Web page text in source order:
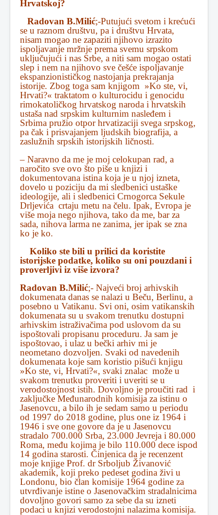
Hrvatskoj?
Radovan B.Milić;-Putujući svetom i krećući
se u raznom društvu, pa i društvu Hrvata,
nisam mogao ne zapaziti njihovo izrazito
ispoljavanje mržnje prema svemu srpskom
uključujući i nas Srbe, a niti sam mogao ostati
slep i nem na njihovo sve češće ispoljavanje
ekspanzionističkog nastojanja prekrajanja
istorije. Zbog toga sam knjigom »Ko ste, vi,
Hrvati?« traktatom o kulturocidu i genocidu
rimokatoličkog hrvatskog naroda i hrvatskih
ustaša nad srpskim kulturnim nasleđem i
Srbima pružio otpor hrvatizaciji svega srpskog,
pa čak i prisvajanjem ljudskih biografija, a
zaslužnih srpskih istorijskih ličnosti.
– Naravno da me je moj celokupan rad, a
naročito sve ovo što piše u knjizi i
dokumentovana istina koja je u njoj izneta,
dovelo u poziciju da mi sledbenici ustaške
ideologije, ali i sledbenici Crnogorca Sekule
Drljevića crtaju metu na čelu. Ipak, Evropa je
više moja nego njihova, tako da me, bar za
sada, nihova larma ne zanima, jer ipak se zna
ko je ko.
Koliko ste bili u prilici da koristite
istorijske podatke, koliko su oni pouzdani i
proverljivi iz više izvora?
Radovan B.Milić;- Najveći broj arhivskih
dokumenata danas se nalazi u Beču, Berlinu, a
posebno u Vatikanu. Svi oni, osim vatikanskih
dokumenata su u svakom trenutku dostupni
arhivskim istraživačima pod uslovom da su
ispoštovali propisanu proceduru. Ja sam je
ispoštovao, i ulaz u bečki arhiv mi je
neometano dozvoljen. Svaki od navedenih
dokumenata koje sam koristio pišući knjigu
»Ko ste, vi, Hrvati?«, svaki znalac može u
svakom trenutku proveriti i uveriti se u
verodostojnost istih. Dovoljno je proučiti rad i
zaključke Međunarodnih komisija za istinu o
Jasenovcu, a bilo ih je sedam samo u periodu
od 1997 do 2018 godine, plus one iz 1964 i
1946 i sve one govore da je u Jasenovcu
stradalo 700.000 Srba, 23.000 Jevreja i 80.000
Roma, među kojima je bilo 110.000 dece ispod
14 godina starosti. Činjenica da je recenzent
moje knjige Prof. dr Srboljub Živanović
akademik, koji preko pedeset godina živi u
Londonu, bio član komisije 1964 godine za
utvrđivanje istine o Jasenovačkim stradalnicima
dovoljno govori samo za sebe da su izneti
podaci u knjizi verodostojni nalazima komisija.